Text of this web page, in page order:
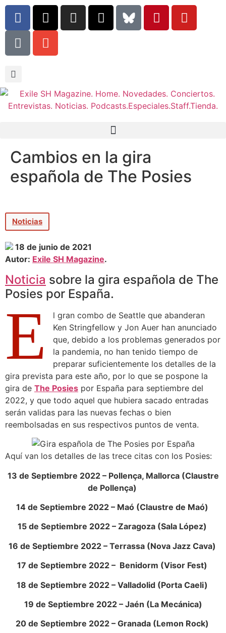
Cambios en la gira
española de The Posies
Noticias
18 de junio de 2021
Autor: Exile SH Magazine.
Noticia sobre la gira española de The
Posies por España.
E
l gran combo de Seattle que abanderan
Ken Stringfellow y Jon Auer han anunciado
que, debido a los problemas generados por
la pandemia, no han tenido tiempo de
preparar suficientemente los detalles de la
gira prevista para este año, por lo que se pospone la
gira de The Posies por España para septiembre del
2022, y que todo aquel que hubiera sacado entradas
serán validas para las nuevas fechas o bien
reembolsadas en sus respectivos puntos de venta.
Aquí van los detalles de las trece citas con los Posies:
13 de Septiembre 2022 – Pollença, Mallorca (Claustre
de Pollença)
14 de Septiembre 2022 – Maó (Claustre de Maó)
15 de Septiembre 2022 – Zaragoza (Sala López)
16 de Septiembre 2022 – Terrassa (Nova Jazz Cava)
17 de Septiembre 2022 – Benidorm (Visor Fest)
18 de Septiembre 2022 – Valladolid (Porta Caeli)
19 de Septiembre 2022 – Jaén (La Mecánica)
20 de Septiembre 2022 – Granada (Lemon Rock)